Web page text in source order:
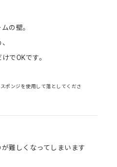
の壁。
でOKです。
ポンジを使用して落としてくださ
難しくなってしまいます